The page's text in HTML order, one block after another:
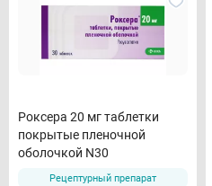
Роксера 20 мг таблетки
покрытые пленочной
оболочкой N30
Рецептурный препарат